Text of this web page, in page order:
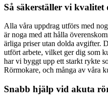
Så säkerställer vi
Alla våra uppdrag utförs med
är noga med att hålla
ärliga priser utan dolda avgifter.
utfört arbete, vilket ger dig som
har vi byggt upp ett starkt rykte
Rörmokare, och många av våra
Snabb hjälp vid akuta